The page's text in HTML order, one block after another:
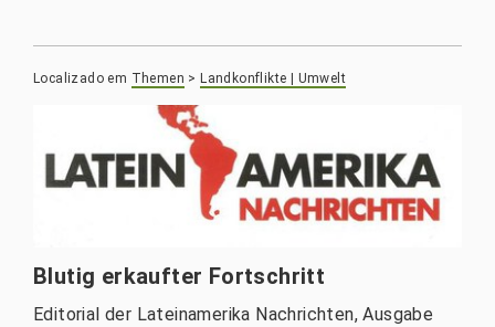
Localizado em Themen > Landkonflikte | Umwelt
Blutig erkaufter Fortschritt
Editorial der Lateinamerika Nachrichten, Ausgabe